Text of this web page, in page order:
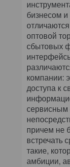
бизнесом
оптовой
сбытовых
компании:
доступа к
сервисным
причем не
встречать
такие,
амбиции,